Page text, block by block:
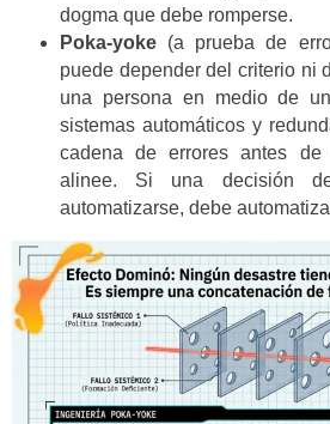
dogma que debe romperse.
Poka-yoke (a prueba de
puede depender del criterio ni
una persona en medio de
sistemas automáticos y
cadena de errores antes
alinee. Si una decisión
automatizarse, debe